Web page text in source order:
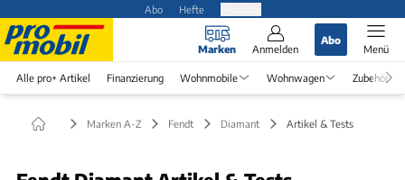
Abo Hefte
Marken Anmelden
Abo
Menü
Alle pro+ Artikel Finanzierung Wohnmobile Wohnwagen Zubehör
Marken A-Z Fendt Diamant Artikel & Tests